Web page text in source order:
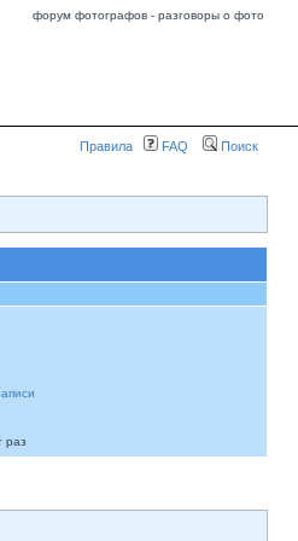
форум фотографов - разговоры о фото
Правила FAQ Поиск
раз